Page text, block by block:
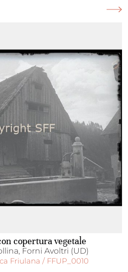
copertura vegetale
Forni Avoltri (UD)
Friulana / FFUP_0010